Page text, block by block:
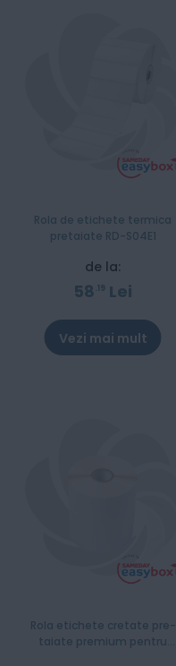
Rola de etichete termica
pretaiate RD-S04E1
de la:
58 19 Lei
Vezi mai mult
Stoc epuizat
Rola etichete cretate pre-
taiate premium pentru